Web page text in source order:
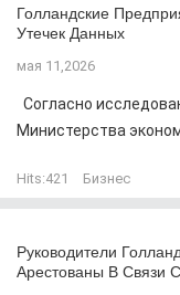
Голландские
Утечек Данных
мая 11,2026
Согласно
Министерства
Hits:421 Бизнес
Руководители
Арестованы В Связи